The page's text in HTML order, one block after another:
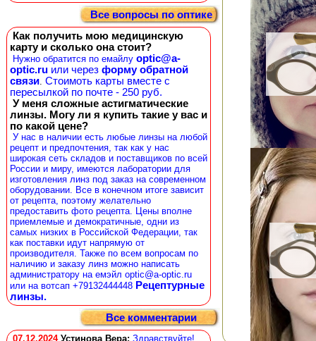
Все вопросы по оптике
Как получить мою медицинскую
карту и сколько она стоит?
Нужно обратится по емайлу optic@a-
optic.ru или через форму обратной
связи. Стоимоть карты вместе с
пересылкой по почте - 250 руб.
У меня сложные астигматические
линзы. Могу ли я купить такие у вас и
по какой цене?
У нас в наличии есть любые линзы на любой
рецепт и предпочтения, так как у нас
широкая сеть складов и поставщиков по всей
России и миру, имеются лаборатории для
изготовления линз под заказ на современном
оборудовании. Все в конечном итоге зависит
от рецепта, поэтому желательно
предоставить фото рецепта. Цены вполне
приемлемые и демократичные, одни из
самых низких в Российской Федерации, так
как поставки идут напрямую от
производителя. Также по всем вопросам по
наличию и заказу линз можно написать
администратору на емэйл optic@a-optic.ru
или на вотсап +79132444448 Рецептурные
линзы.
Все комментарии
07.12.2024 Устинова Вера: Здравствуйте!